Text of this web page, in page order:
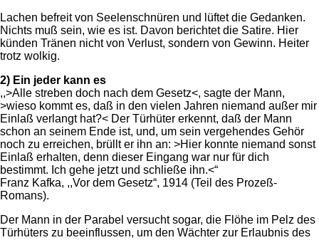
Lachen befreit von Seelenschnüren und lüftet die Gedanken.
Nichts muß sein, wie es ist. Davon berichtet die Satire. Hier
künden Tränen nicht von Verlust, sondern von Gewinn. Heiter
trotz wolkig.
2) Ein jeder kann es
,,>Alle streben doch nach dem Gesetz<, sagte der Mann,
>wieso kommt es, daß in den vielen Jahren niemand außer mir
Einlaß verlangt hat?< Der Türhüter erkennt, daß der Mann
schon an seinem Ende ist, und, um sein vergehendes Gehör
noch zu erreichen, brüllt er ihn an: >Hier konnte niemand sonst
Einlaß erhalten, denn dieser Eingang war nur für dich
bestimmt. Ich gehe jetzt und schließe ihn.<“
Franz Kafka, ,,Vor dem Gesetz“, 1914 (Teil des Prozeß-
Romans).
Der Mann in der Parabel versucht sogar, die Flöhe im Pelz des
Türhüters zu beeinflussen, um den Wächter zur Erlaubnis des